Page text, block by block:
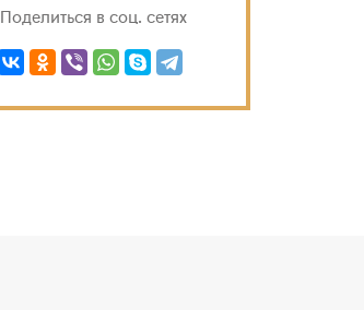
Поделиться в соц. сетях